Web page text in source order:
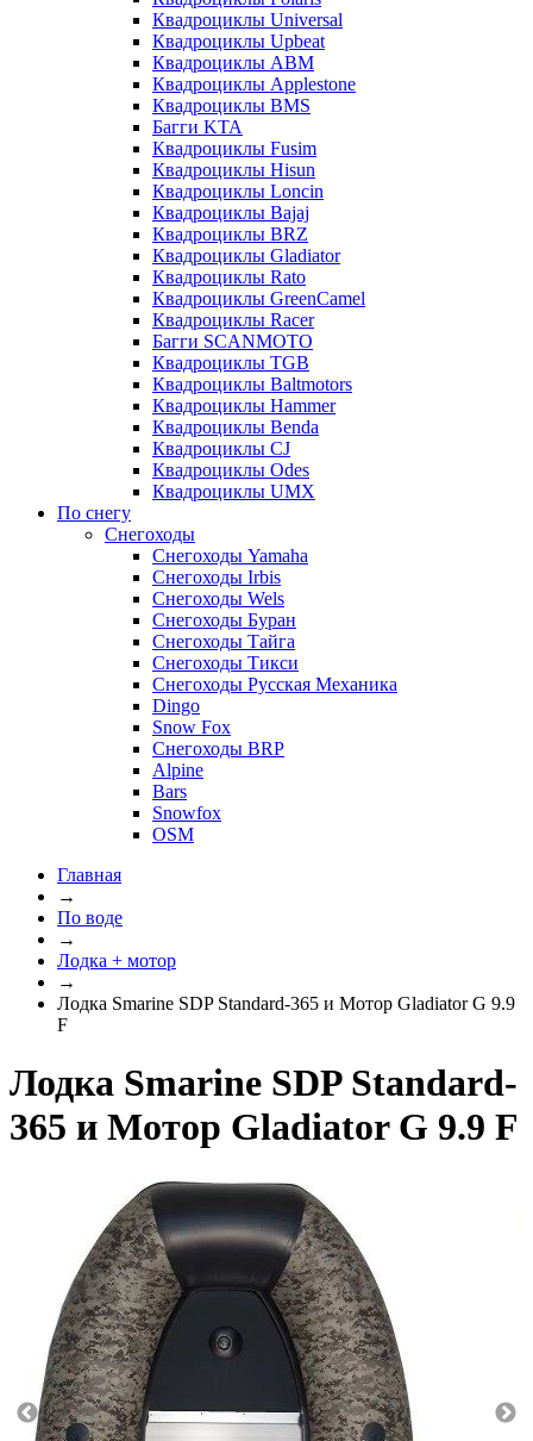
Квадроциклы Universal
Квадроциклы Upbeat
Квадроциклы ABM
Квадроциклы Applestone
Квадроциклы BMS
Багги KTA
Квадроциклы Fusim
Квадроциклы Hisun
Квадроциклы Loncin
Квадроциклы Bajaj
Квадроциклы BRZ
Квадроциклы Gladiator
Квадроциклы Rato
Квадроциклы GreenCamel
Квадроциклы Racer
Багги SCANMOTO
Квадроциклы TGB
Квадроциклы Baltmotors
Квадроциклы Hammer
Квадроциклы Benda
Квадроциклы CJ
Квадроциклы Odes
Квадроциклы UMX
По снегу
Снегоходы
Снегоходы Yamaha
Снегоходы Irbis
Снегоходы Wels
Снегоходы Буран
Снегоходы Тайга
Снегоходы Тикси
Снегоходы Русская Механика
Dingo
Snow Fox
Снегоходы BRP
Alpine
Bars
Snowfox
OSM
Главная
→
По воде
→
Лодка + мотор
→
Лодка Smarine SDP Standard-365 и Мотор Gladiator G 9.9
F
Лодка Smarine SDP Standard-
365 и Мотор Gladiator G 9.9 F